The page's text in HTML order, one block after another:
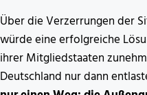
Über die Verzerrungen der
würde eine erfolgreiche
ihrer Mitgliedstaaten
Deutschland nur dann